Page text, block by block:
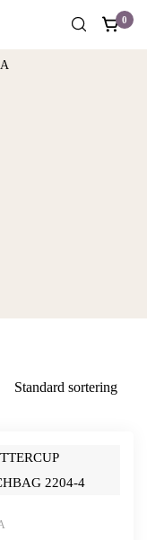
0
Standard sortering